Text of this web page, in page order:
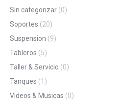
Sin categorizar (0)
Soportes (20)
Suspension (9)
Tableros (5)
Taller & Servicio (0)
Tanques (1)
Videos & Musicas (0)